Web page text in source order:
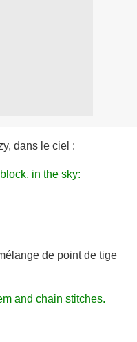
dans le ciel :
in the sky:
de point de tige
and chain stitches.